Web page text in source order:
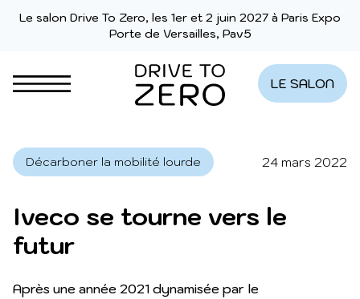
Aller au contenu
Le salon Drive To Zero, les 1er et 2 juin 2027 à Paris Expo
Porte de Versailles, Pav5
LE SALON
Décarboner la mobilité lourde 24 mars 2022
Iveco se tourne vers le
futur
Après une année 2021 dynamisée par le